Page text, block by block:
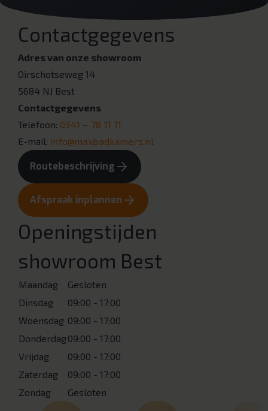
Contactgegevens
Adres van onze showroom
Oirschotseweg 14
5684 NJ Best
Contactgegevens
Telefoon: 0341 – 78 11 11
E-mail: info@maxbadkamers.nl
Routebeschrijving
Afspraak inplannen
Openingstijden
showroom Best
Maandag
Gesloten
Dinsdag
09:00 - 17:00
Woensdag 09:00 - 17:00
Donderdag09:00 - 17:00
Vrijdag
09:00 - 17:00
Zaterdag
09:00 - 17:00
Zondag
Gesloten